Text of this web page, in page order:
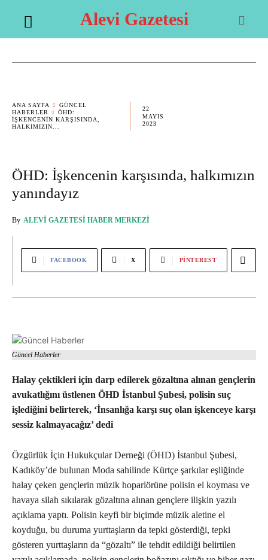
Alevi Gazetesi
ANA SAYFA
GÜNCEL
HABERLER
ÖHD:
İŞKENCENIN KARŞISINDA,
HALKIMIZIN...
22
MAYIS
2023
ÖHD: İşkencenin karşısında, halkımızın
yanındayız
By ALEVI GAZETESI HABER MERKEZI
FACEBOOK X PINTEREST
Güncel Haberler
Halay çektikleri için darp edilerek gözaltına alınan gençlerin
avukatlığını üstlenen ÖHD İstanbul Şubesi, polisin suç
işlediğini belirterek, ‘İnsanlığa karşı suç olan işkenceye karşı
sessiz kalmayacağız’ dedi
Özgürlük İçin Hukukçular Derneği (ÖHD) İstanbul Şubesi,
Kadıköy’de bulunan Moda sahilinde Kürtçe şarkılar eşliğinde
halay çeken gençlerin müzik hoparlörüne polisin el koyması ve
havaya silah sıkılarak gözaltına alınan gençlere ilişkin yazılı
açıklama yaptı. Polisin keyfi bir biçimde müzik aletine el
koyduğu, bu duruma yurttaşların da tepki gösterdiği, tepki
gösteren yurttaşların da “gözaltı” ile tehdit edildiği belirtilen